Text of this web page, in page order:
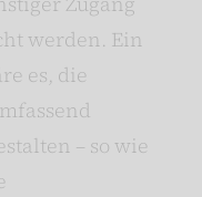
werden. Ein
es, die
– so wie